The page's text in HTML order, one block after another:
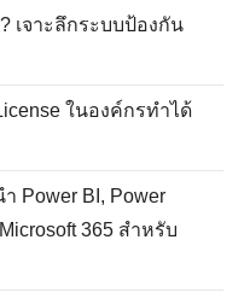
เจาะลึกระบบป้องกัน
ในองค์กรทำได้
Power BI, Power
365 สำหรับ